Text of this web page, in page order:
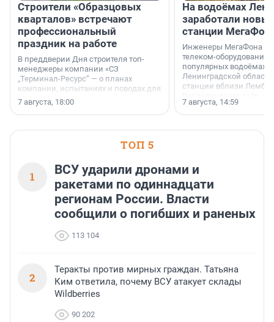
Строители «Образцовых
кварталов» встречают
профессиональный
праздник на работе
В преддверии Дня строителя топ-
менеджеры компании «СЗ
„Терминал-Ресурс“ — о планах
компании, испытаниях и поводах для
осторожного оптимизма.
7 августа, 18:00
На водоёмах
заработали
станции
Инженеры МегаФона
телеком-оборудование
популярных водоёмах
Ленинградской
станции вблизи
недалеко от Большого
водопада.
7 августа, 14:59
ТОП 5
1
ВСУ ударили дронами и
ракетами по одиннадцати
регионам России. Власти
сообщили о погибших и раненых
113 104
2
Теракты против мирных граждан. Татьяна
Ким ответила, почему ВСУ атакует склады
Wildberries
90 202